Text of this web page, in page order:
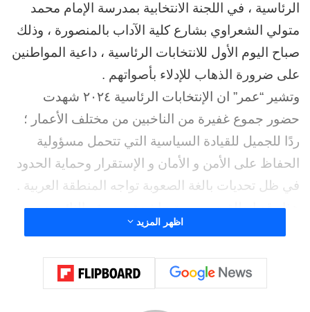
الرئاسية ، في اللجنة الانتخابية بمدرسة الإمام محمد
متولي الشعراوي بشارع كلية الآداب بالمنصورة ، وذلك
صباح اليوم الأول للانتخابات الرئاسية ، داعية المواطنين
على ضرورة الذهاب للإدلاء بأصواتهم .
وتشير “عمر” ان الإنتخابات الرئاسية ٢٠٢٤ شهدت
حضور جموع غفيرة من الناخبين من مختلف الأعمار ؛
ردًا للجميل للقيادة السياسية التي تتحمل مسؤولية
الحفاظ على الأمن و الأمان و الإستقرار وحماية الحدود
في ظل تحديات بالغة الصعوبة تواجه المنطقة العربية .
هذا وقد انطلقت مسيرة حاشدة من مقر النائب د.
نسرين صلاح عمر ؛ لحث الناخبين على المشاركة
تقدمتهم فيها النائب من أمام مقر مكتبها بشارع الجلاء
اظهر المزيد